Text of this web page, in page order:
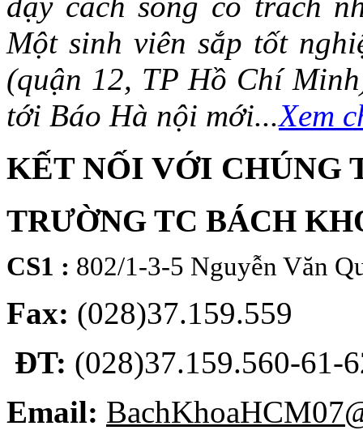
Một sinh viên sắp tốt
(quận 12, TP Hồ Chí
tới Báo Hà nội mới...Xem
KẾT NỐI VỚI CHÚNG
TRƯỜNG TC BÁCH
CS1 : 802/1-3-5 Nguyễn Văn
Fax: (028)37.159.559
ĐT: (028)37.159.560-61-
Email: